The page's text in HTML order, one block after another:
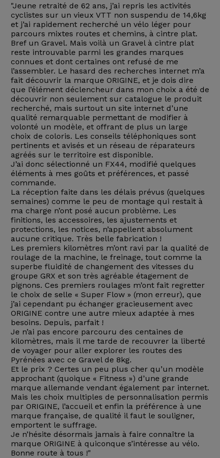
"Jeune retraité de 62 ans, j’ai repris les activités
cyclistes sur un vieux VTT non suspendu de 14,6kg
et j’ai rapidement recherché un vélo léger pour
parcours mixtes routes et chemins, à cintre plat.
Bref un Gravel. Mais voilà un Gravel à cintre plat
reste introuvable parmi les grandes marques
connues et dont certaines ont refusé de me
l’assembler. Le hasard des recherches internet m’a
fait découvrir la marque ORIGINE, et je dois dire
que l’élément déclencheur dans mon choix a été de
découvrir non seulement sur catalogue le produit
recherché, mais surtout un site internet d’une
qualité remarquable permettant de modifier à
volonté un modèle, et offrant de plus un large
choix de coloris. Les conseils téléphoniques sont
pertinents et avisés et un réseau de réparateurs
agréés sur le territoire est disponible.
J’ai donc sélectionné un FX44, modifié quelques
éléments à mes goûts et préférences, et passé
commande.
La réception faite dans les délais prévus (quelques
semaines) comme le peu de montage qui restait à
ma charge n’ont posé aucun problème. Les
finitions, les accessoires, les ajustements et
protections, les notices, n’appellent absolument
aucune critique. Très belle fabrication !
Les premiers kilomètres m’ont ravi par la qualité de
roulage de la machine, le freinage, tout comme la
superbe fluidité de changement des vitesses du
groupe GRX et son très agréable étagement de
pignons. Ces premiers roulages m’ont fait regretter
le choix de selle « Super Flow » (mon erreur), que
j’ai cependant pu échanger gracieusement avec
ORIGINE contre une autre mieux adaptée à mes
besoins. Depuis, parfait !
Je n’ai pas encore parcouru des centaines de
kilomètres, mais il me tarde de recouvrer la liberté
de voyager pour aller explorer les routes des
Pyrénées avec ce Gravel de 8kg.
Et le prix ? Certes un peu plus cher qu’un modèle
approchant (quoique « Fitness ») d’une grande
marque allemande vendant également par internet.
Mais les choix multiples de personnalisation permis
par ORIGINE, l’accueil et enfin la préférence à une
marque française, de qualité il faut le souligner,
emportent le suffrage.
Je n’hésite désormais jamais à faire connaître la
marque ORIGINE à quiconque s’intéresse au vélo.
Bonne route à tous !"